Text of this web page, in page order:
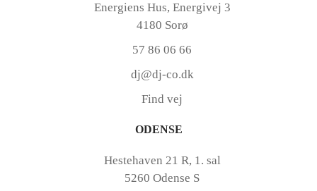
Energiens Hus, Energivej 3
4180 Sorø
57 86 06 66
dj@dj-co.dk
Find vej
ODENSE
Hestehaven 21 R, 1. sal
5260 Odense S